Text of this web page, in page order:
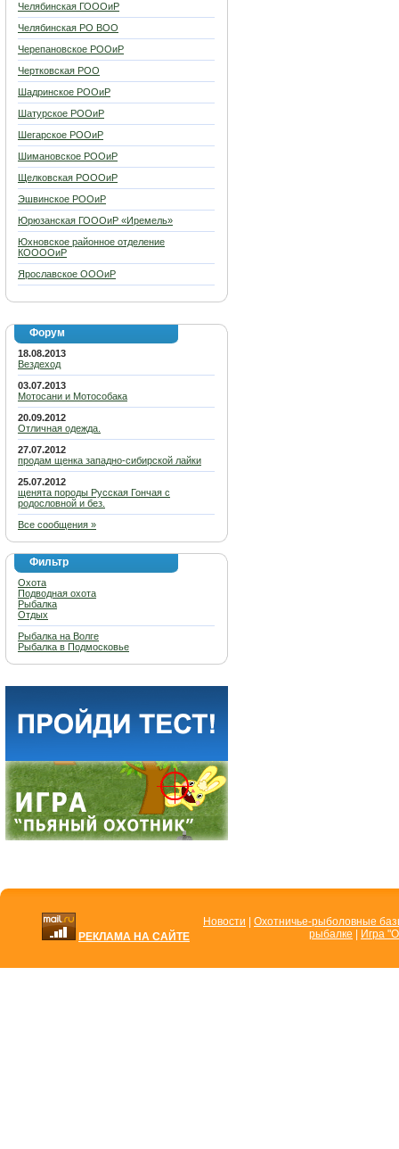
Челябинская ГОООиР
Челябинская РО ВОО
Черепановское РООиР
Чертковская РОО
Шадринское РООиР
Шатурское РООиР
Шегарское РООиР
Шимановское РООиР
Щелковская РОООиР
Эшвинское РООиР
Юрюзанская ГОООиР «Иремель»
Юхновское районное отделение
КООООиР
Ярославское ОООиР
Форум
18.08.2013
Вездеход
03.07.2013
Мотосани и Мотособака
20.09.2012
Отличная одежда.
27.07.2012
продам щенка западно-сибирской лайки
25.07.2012
щенята породы Русская Гончая с
родословной и без.
Все сообщения »
Фильтр
Охота
Подводная охота
Рыбалка
Отдых
Рыбалка на Волге
Рыбалка в Подмосковье
РЕКЛАМА НА САЙТЕ
Новости
Охотничье-рыболовные
рыбалке
Игра